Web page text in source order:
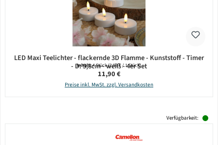
LED Maxi Teelichter - flackernde 3D Flamme - Kunststoff - Timer
- D: 5,8cm - weiß - 4er Set
Inhalt:4 Stück(2,98 € / 1 Stück)
Regulärer Preis:
11,90 €
Preise inkl. MwSt. zzgl. Versandkosten
Verfügbarkeit: